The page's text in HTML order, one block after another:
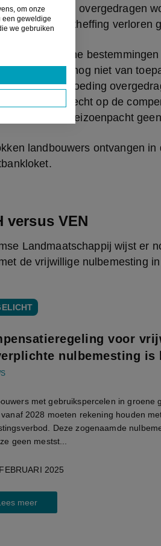
om onze
een geweldige
we gebruiken
overgedragen
tot de ontheffing verloren
in de groene
nog niet van
blijft het recht op de
dat de seizoenpacht
landbouwers ontvangen
versus VEN
Landmaatschappij wijst er
de vrijwillige nulbemesting
voor
nulbemesting is
met gebruikspercelen in groene
2028 moeten rekening houden
Deze zogenaamde
geen mestst...
2025
meer